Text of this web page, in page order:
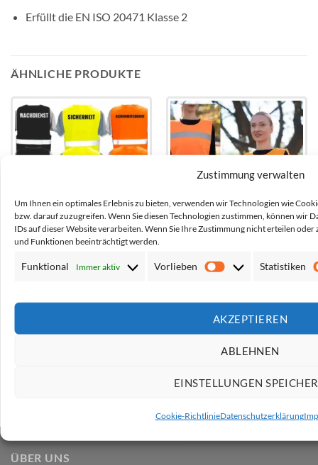
Zustimmung verwalten
Um Ihnen ein optimales Erlebnis zu bieten, verwenden wir Technologien wie
bzw. darauf zuzugreifen. Wenn Sie diesen Technologien zustimmen, können wir
IDs auf dieser Website verarbeiten. Wenn Sie Ihre Zustimmung nicht erteilen
und Funktionen beeinträchtigt werden.
Funktional Immer aktiv Vorlieben
Vorlieben
Statistiken
AKZEPTIEREN
ABLEHNEN
EINSTELLUNGEN
Cookie-RichtlinieDatenschutzerklärung
Erfüllt die EN ISO 20471 Klasse 2
ÄHNLICHE PRODUKTE
Add to
wishlist
Add to
wishlist
Warnwesten Poncho für
4,95€
ÜBER UNS